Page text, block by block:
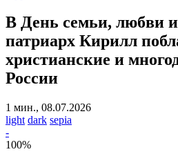
В День семьи, любви
патриарх Кирилл
христианские и
России
1 мин., 08.07.2026
light dark sepia
-
100%